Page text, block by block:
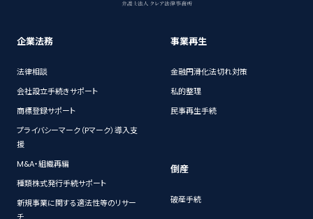
企業法務
法律相談
会社設立手続きサポート
商標登録サポート
プライバシーマーク（Pマーク）導入支
援
M&A・組織再編
種類株式発行手続サポート
新規事業に関する適法性等のリサー
事業再生
金融円滑化法切れ対策
私的整理
民事再生手続
倒産
破産手続